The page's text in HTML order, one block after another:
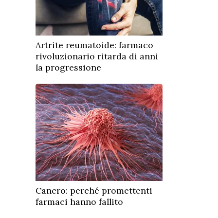
Artrite reumatoide: farmaco
rivoluzionario ritarda di anni
la progressione
Cancro: perché promettenti
farmaci hanno fallito